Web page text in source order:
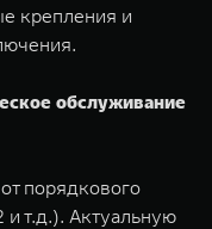
крепления и
обслуживание
порядкового
т.д.). Актуальную